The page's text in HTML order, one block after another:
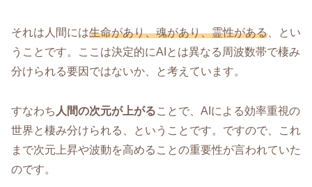
それは人間には生命があり、魂があり、霊性がある 、とい
うことです。ここは決定的にAIとは異なる周波数帯で棲み
分けられる要因ではないか、と考えています。
すなわち 人間の次元が上がることで、AIによる効率重視の
世界と棲み分けられる、ということです。ですので、これ
まで次元上昇や波動を高めることの重要性が言われていた
のです。